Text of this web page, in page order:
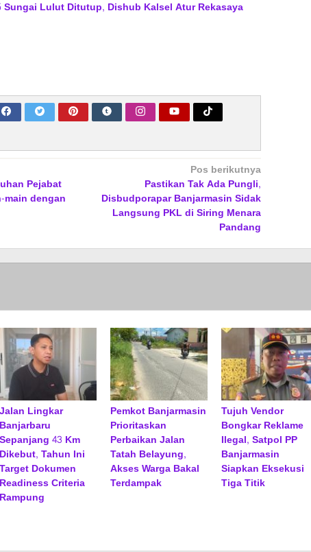
Sungai Lulut Ditutup, Dishub Kalsel Atur Rekasaya
Pejabat
main dengan
Pos berikutnya
Pastikan Tak Ada Pungli,
Disbudporapar Banjarmasin Sidak
Langsung PKL di Siring Menara
Pandang
Jalan Lingkar
Banjarbaru
Sepanjang 43 Km
Dikebut, Tahun Ini
Target Dokumen
Readiness Criteria
Rampung
Pemkot Banjarmasin
Prioritaskan
Perbaikan Jalan
Tatah Belayung,
Akses Warga Bakal
Terdampak
Tujuh Vendor
Bongkar Reklame
Ilegal, Satpol PP
Banjarmasin
Siapkan Eksekusi
Tiga Titik